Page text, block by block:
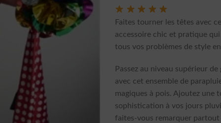
notations
client
était :
167,76 €.
Faites tourner les têtes avec
accessoire chic et pratique
tous vos problèmes de style
Passez au niveau supérieur de
avec cet ensemble de
magiques à pois. Ajoutez une
sophistication à vos jours
faites-vous remarquer partout